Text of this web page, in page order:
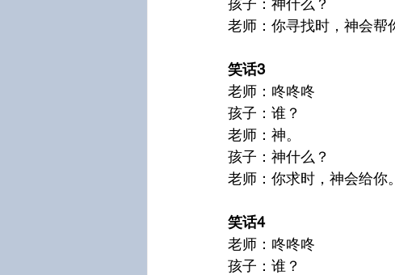
孩子：神什么？
笑话3
老师：咚咚咚
孩子：谁？
老师：神。
孩子：神什么？
老师：你求时，神会给你。
笑话4
老师：咚咚咚
孩子：谁？